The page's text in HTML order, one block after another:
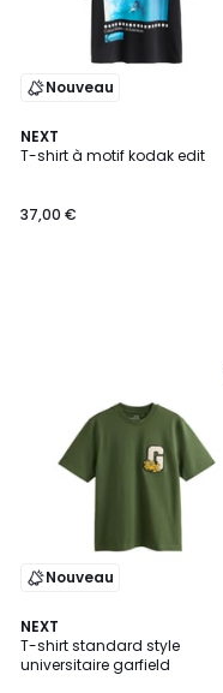
Nouveau
NEXT
T-shirt à motif kodak edit
37,00 €
Nouveau
NEXT
T-shirt standard style
universitaire garfield